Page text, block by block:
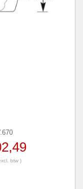
btw )